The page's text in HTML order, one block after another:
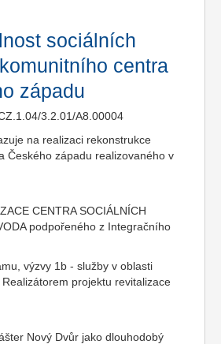
sociálních
centra
západu
3.2.01/A8.00004
na realizaci rekonstrukce
Českého západu realizovaného v
CENTRA SOCIÁLNÍCH
podpořeného z Integračního
výzvy 1b - služby v oblasti
projektu revitalizace
Nový Dvůr jako dlouhodobý